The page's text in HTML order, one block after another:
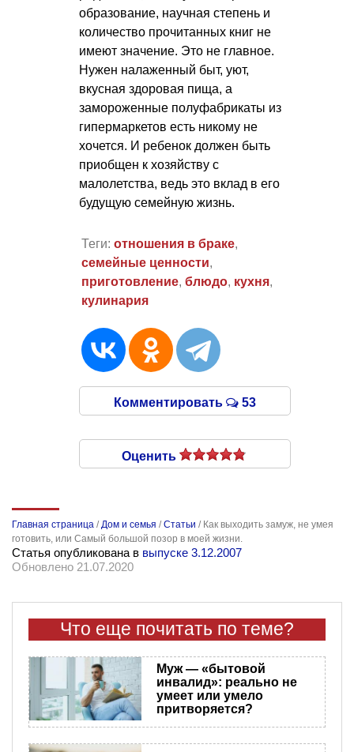
образование, научная степень и
количество прочитанных книг не
имеют значение. Это не главное.
Нужен налаженный быт, уют,
вкусная здоровая пища, а
замороженные полуфабрикаты из
гипермаркетов есть никому не
хочется. И ребенок должен быть
приобщен к хозяйству с
малолетства, ведь это вклад в его
будущую семейную жизнь.
Теги: отношения в браке,
семейные ценности,
приготовление, блюдо, кухня,
кулинария
Комментировать 53
Оценить
Главная страница /Дом и семья /Статьи / Как выходить замуж, не умея
готовить, или Самый большой позор в моей жизни.
Статья опубликована в выпуске 3.12.2007
Обновлено 21.07.2020
Что еще почитать по теме?
Муж — «бытовой
инвалид»: реально не
умеет или умело
притворяется?